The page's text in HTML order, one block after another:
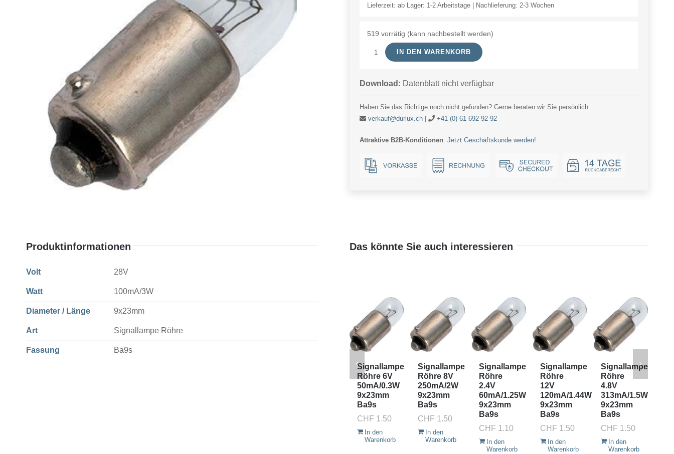
Lieferzeit: ab Lager: 1-2 Arbeitstage | Nachlieferung: 2-3 Wochen
519 vorrätig (kann nachbestellt werden)
Signallampe
28V
9x23mm
Menge
IN DEN WARENKORB
Download: Datenblatt nicht verfügbar
Haben Sie das Richtige noch nicht gefunden? Gerne beraten wir Sie persönlich.
verkauf@durlux.ch| +41 (0) 61 692 92 92
Attraktive B2B-Konditionen: Jetzt Geschäftskunde werden!
Produktinformationen
Volt 28V
Watt 100mA/3W
Diameter / Länge 9x23mm
Art Signallampe Röhre
Fassung Ba9s
Das könnte Sie auch interessieren
Signallampe
Röhre 6V
50mA/0.3W
9x23mm
Ba9s
CHF 1.50
In den
Warenkorb
Signallampe
Röhre 8V
250mA/2W
9x23mm
Ba9s
CHF 1.50
In den
Warenkorb
Signallampe
Röhre
2.4V
60mA/1.25W
9x23mm
Ba9s
CHF 1.10
In den
Warenkorb
Signallampe
Röhre
12V
120mA/1.44W
9x23mm
Ba9s
CHF 1.50
In den
Warenkorb
Signallampe
Röhre
4.8V
313mA/1.5W
9x23mm
Ba9s
CHF 1.50
In den
Warenkorb